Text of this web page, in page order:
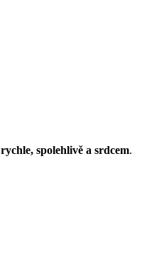
rychle, spolehlivě a srdcem.